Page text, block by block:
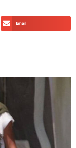
Email